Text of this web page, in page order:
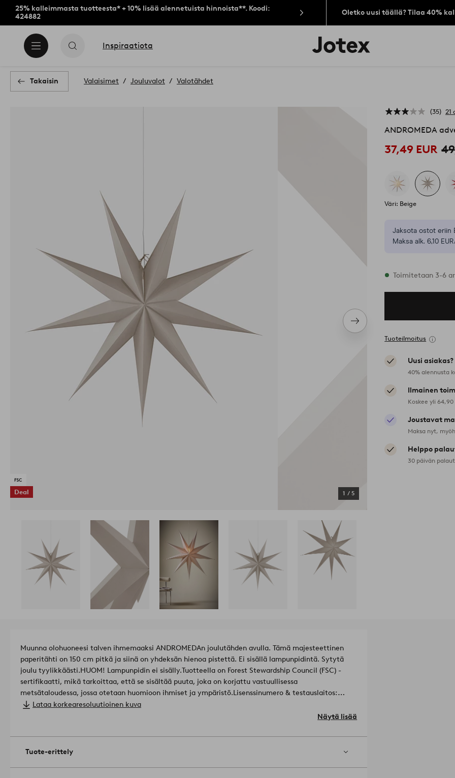
25% kalleimmasta tuotteesta* + 10% lisää alennetuista hinnoista**. Koodi:
424882
Oletko uusi täällä? Tilaa 40%
Inspiraatiota
Jotex-
logo
Takaisin Valaisimet Jouluvalot Valotähdet
Seuraava
tuote
Deal 1 / 5
35 21
ANDROMEDA
37,49 EUR
Väri: Beige
Jaksota ostot eriin
Maksa alk. 6,10
Varastossa
Toimitetaan 3-6
Tuoteilmoitus
Uusi asiakas?
40% alennusta
Ilmainen
Koskee yli
Joustavat
Maksa nyt,
Helppo
30 päivän
Muunna olohuoneesi talven ihmemaaksi ANDROMEDAn joulutähden avulla. Tämä majesteettinen
paperitähti on 150 cm pitkä ja siinä on yhdeksän hienoa pistettä. Ei sisällä lampunpidintä. Sytytä
joulu tyylikkäästi.HUOM! Lampunpidin ei sisälly.Tuotteella on Forest Stewardship Council (FSC) -
sertifikaatti, mikä tarkoittaa, että se sisältää puuta, joka on korjattu vastuullisessa
metsätaloudessa, jossa otetaan huomioon ihmiset ja ympäristö.Lisenssinumero & testauslaitos:
Inmark Exports FSC-C185719 TÜV SÜD
Lataa korkearesoluutioinen kuva
Näytä lisää
Tuote-erittely